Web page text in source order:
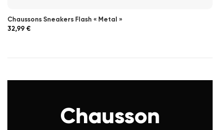
Chaussons Sneakers Flash « Metal »
32,99 €
Chausson